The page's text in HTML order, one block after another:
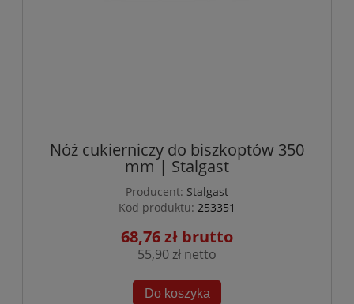
Nóż cukierniczy do biszkoptów 350
mm | Stalgast
Producent: Stalgast
Kod produktu: 253351
68,76 zł
55,90 zł
Do koszyka